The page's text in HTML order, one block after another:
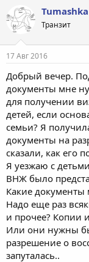
Tumashka
Транзит
17 Авг 2016
Добрый вечер.
документы мне
для получении
детей, если
семьи? Я
документы на
сказали, как его
Я уезжаю с
ВНЖ было
Какие документы
Надо еще раз
и прочее? Копии
Или они нужны
разрешение о
запуталась..